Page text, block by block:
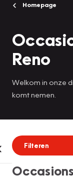
Homepage
Reno
Welkom in onze
komt nemen.
Filteren
Occasions